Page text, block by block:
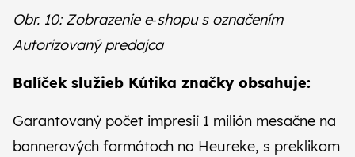
Obr. 10: Zobrazenie e‑shopu s označením
Autorizovaný predajca
Balíček služieb Kútika značky obsahuje:
Garantovaný počet impresií 1 milión mesačne na
bannerových formátoch na Heureke, s preklikom